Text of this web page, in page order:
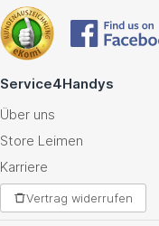
Service4Handys
Über uns
Store Leimen
Karriere
Vertrag widerrufen